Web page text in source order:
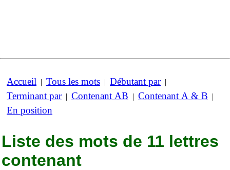
Accueil | Tous les mots | Débutant par|
Terminant par| Contenant AB | Contenant A & B |
En position
Liste des mots de 11 lettres
contenant